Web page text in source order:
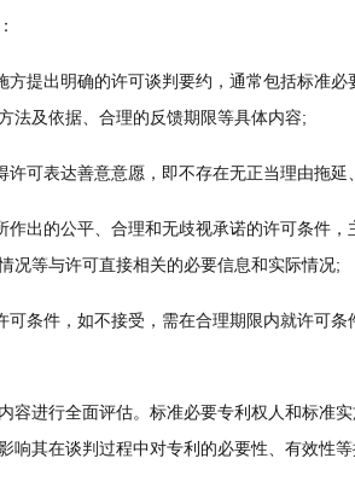
出明确的许可谈判要约，通常包括标准必
法及依据、合理的反馈期限等具体内容;
可表达善意意愿，即不存在无正当理由拖延
的公平、合理和无歧视承诺的许可条件，
况等与许可直接相关的必要信息和实际情况;
件，如不接受，需在合理期限内就许可条
进行全面评估。标准必要专利权人和标准实
响其在谈判过程中对专利的必要性、有效性等